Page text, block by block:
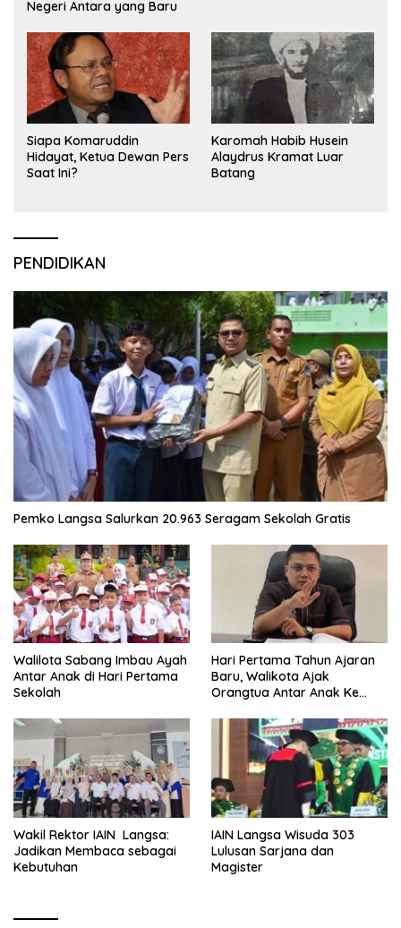
Negeri Antara yang Baru
Siapa Komaruddin
Hidayat, Ketua Dewan Pers
Saat Ini?
Karomah Habib Husein
Alaydrus Kramat Luar
Batang
PENDIDIKAN
Pemko Langsa Salurkan 20.963 Seragam Sekolah Gratis
Walilota Sabang Imbau Ayah
Antar Anak di Hari Pertama
Sekolah
Hari Pertama Tahun Ajaran
Baru, Walikota Ajak
Orangtua Antar Anak Ke
Wakil Rektor IAIN Langsa:
Jadikan Membaca sebagai
Kebutuhan
IAIN Langsa Wisuda 303
Lulusan Sarjana dan
Magister